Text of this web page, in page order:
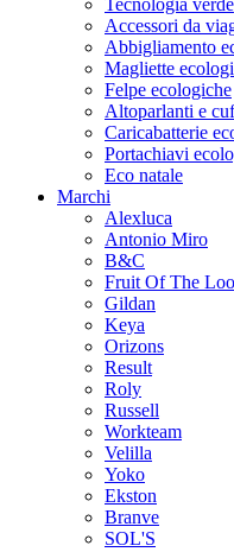
Tecnologia verde
Accessori da
Abbigliamento
Magliette
Felpe ecologiche
Altoparlanti e
Caricabatterie
Portachiavi
Eco natale
Marchi
Alexluca
Antonio Miro
B&C
Fruit Of The
Gildan
Keya
Orizons
Result
Roly
Russell
Workteam
Velilla
Yoko
Ekston
Branve
SOL'S